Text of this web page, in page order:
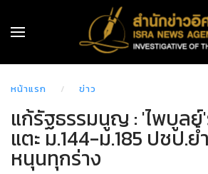
หน้าแรก ข่าว
แก้รัฐธรรมนูญ : 'ไพบูลย์
แตะ ม.144-ม.185 ปชป.
หนุนทุกร่าง